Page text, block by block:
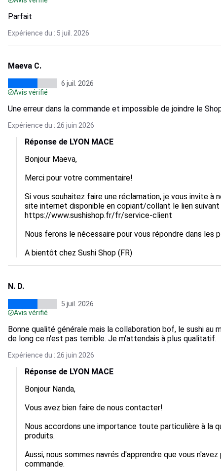
Parfait
Expérience du : 5 juil. 2026
Maeva C.
6 juil. 2026
Avis vérifié
Une erreur dans la commande et impossible de joindre le
Expérience du : 26 juin 2026
Réponse de LYON MACE
Bonjour Maeva,
Merci pour votre commentaire!
Si vous souhaitez faire une réclamation, je vous invite à
site internet disponible en copiant/collant le lien
https://www.sushishop.fr/fr/service-client
Nous ferons le nécessaire pour vous répondre dans les
A bientôt chez Sushi Shop (FR)
N. D.
5 juil. 2026
Avis vérifié
Bonne qualité générale mais la collaboration bof, le sushi au
de long ce n'est pas terrible. Je m'attendais à plus qualitatif.
Expérience du : 26 juin 2026
Réponse de LYON MACE
Bonjour Nanda,
Vous avez bien faire de nous contacter!
Nous accordons une importance toute particulière à la
produits.
Aussi, nous sommes navrés d'apprendre que vous
commande.